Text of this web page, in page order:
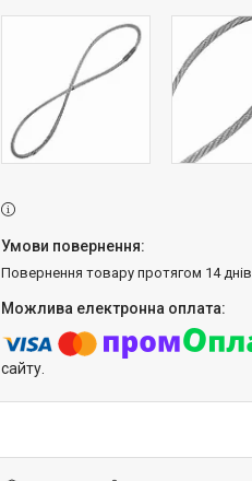
повернення товару протягом 14 днів
сайту.